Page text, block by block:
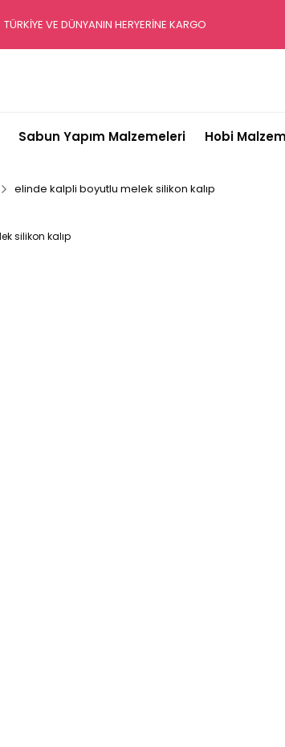
TÜRKİYE VE DÜNYANIN HERYERİNE KARGO
Sabun Yapım Malzemeleri Hobi
elinde kalpli boyutlu melek silikon kalıp